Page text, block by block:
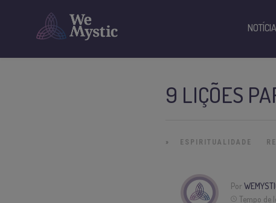
9 LIÇÕES
» ESPIRITUALIDADE
Por
Tempo de